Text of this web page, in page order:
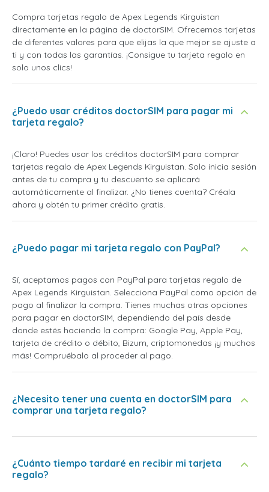
Compra tarjetas regalo de Apex Legends Kirguistan
directamente en la página de doctorSIM. Ofrecemos tarjetas
de diferentes valores para que elijas la que mejor se ajuste a
ti y con todas las garantías. ¡Consigue tu tarjeta regalo en
solo unos clics!
¿Puedo usar créditos doctorSIM para pagar mi
tarjeta regalo?
¡Claro! Puedes usar los créditos doctorSIM para comprar
tarjetas regalo de Apex Legends Kirguistan. Solo inicia sesión
antes de tu compra y tu descuento se aplicará
automáticamente al finalizar. ¿No tienes cuenta? Créala
ahora y obtén tu primer crédito gratis.
¿Puedo pagar mi tarjeta regalo con PayPal?
Sí, aceptamos pagos con PayPal para tarjetas regalo de
Apex Legends Kirguistan. Selecciona PayPal como opción de
pago al finalizar la compra. Tienes muchas otras opciones
para pagar en doctorSIM, dependiendo del país desde
donde estés haciendo la compra: Google Pay, Apple Pay,
tarjeta de crédito o débito, Bizum, criptomonedas ¡y muchos
más! Compruébalo al proceder al pago.
¿Necesito tener una cuenta en doctorSIM para
comprar una tarjeta regalo?
¿Cuánto tiempo tardaré en recibir mi tarjeta
regalo?